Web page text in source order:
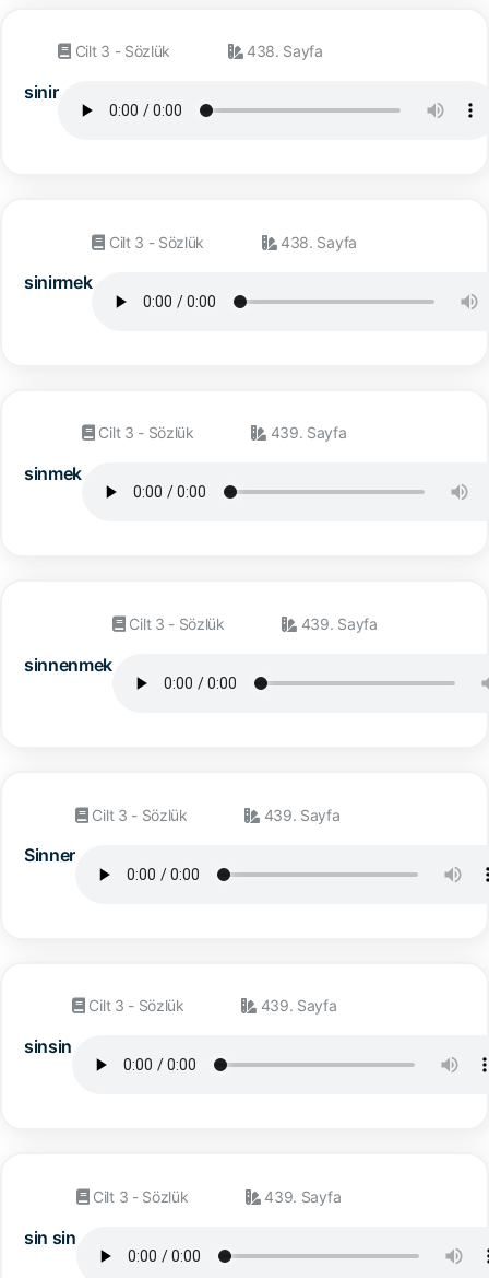
sinir
Cilt 3 - Sözlük 438. Sayfa
sinirmek
Cilt 3 - Sözlük 438. Sayfa
sinmek
Cilt 3 - Sözlük 439. Sayfa
sinnenmek
Cilt 3 - Sözlük 439. Sayfa
Sinner
Cilt 3 - Sözlük 439. Sayfa
sinsin
Cilt 3 - Sözlük 439. Sayfa
sin sin
Cilt 3 - Sözlük 439. Sayfa